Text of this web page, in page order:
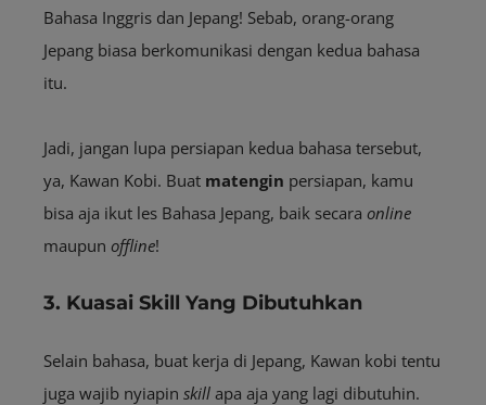
Bahasa Inggris dan Jepang! Sebab, orang-orang
Jepang biasa berkomunikasi dengan kedua bahasa
itu.
Jadi, jangan lupa persiapan kedua bahasa tersebut,
ya, Kawan Kobi. Buat matengin persiapan, kamu
bisa aja ikut les Bahasa Jepang, baik secara online
maupun offline!
3. Kuasai Skill Yang Dibutuhkan
Selain bahasa, buat kerja di Jepang, Kawan kobi tentu
juga wajib nyiapin skill apa aja yang lagi dibutuhin.